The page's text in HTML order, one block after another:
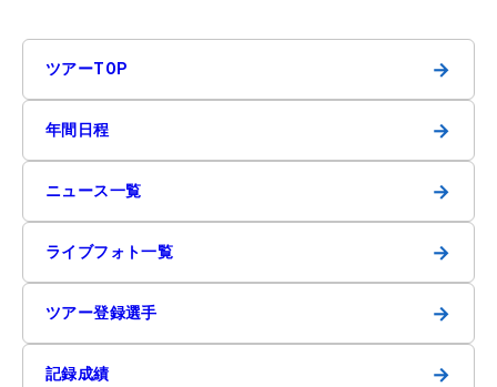
ツアーTOP →
年間日程 →
ニュース一覧 →
ライブフォト一覧 →
ツアー登録選手 →
記録成績 →